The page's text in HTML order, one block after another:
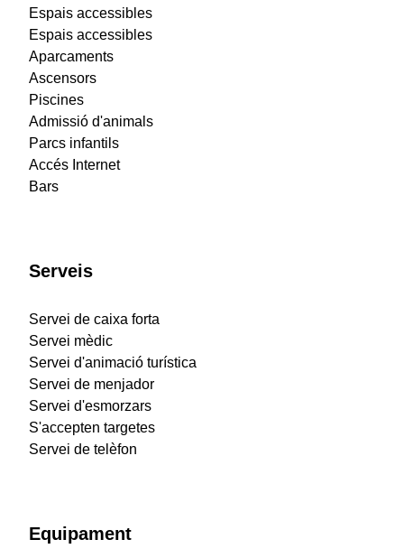
Espais accessibles
Espais accessibles
Aparcaments
Ascensors
Piscines
Admissió d'animals
Parcs infantils
Accés Internet
Bars
Serveis
Servei de caixa forta
Servei mèdic
Servei d'animació turística
Servei de menjador
Servei d'esmorzars
S'accepten targetes
Servei de telèfon
Equipament